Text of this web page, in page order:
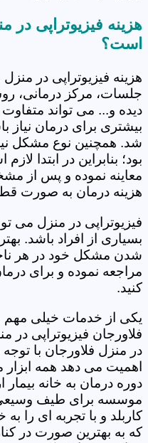
هزینه فیزیوتراپی در
است؟
هزینه فیزیوتراپی در منزل
جلسات، مرکز درمانی،
دیده و... می تواند
بیشتری برای درمان نیاز
شد. همچنین نوع مشکل
بود؛ بنابراین در ابتدا
معاینه نموده و پس از
هزینه درمان به صورت
فیزیوتراپی در منزل می
بسیاری از افراد باشد.
شدن مشکل خود در هر
مراجعه نموده و برای
کنید.
یکی از خدمات خیلی مهم
فلاورجان فیزیوتراپی
در منزل فلاورجان با
اهمیت می دهد همه ابزار
دوره درمان به خانه
موسسه برای طیف وسیعی
کاربلد و با تجربه ای را
که به بهترین صورت در